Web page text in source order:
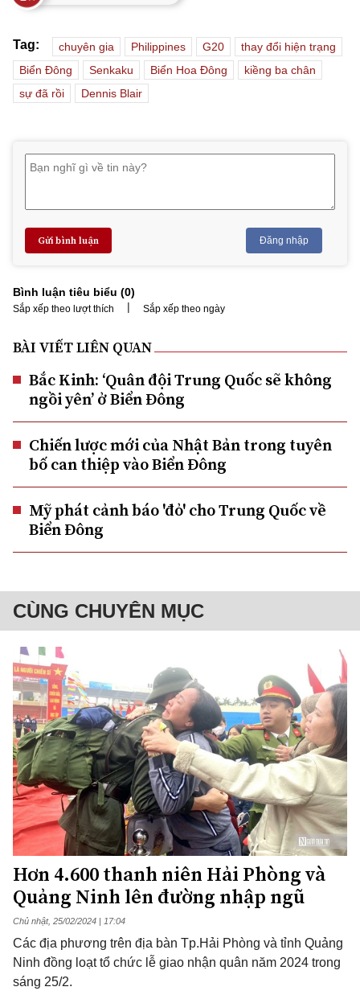
Tag: chuyên gia Philippines G20
thay đổi hiện trạng
Biển Đông
Senkaku Biển Hoa Đông
kiềng ba chân
sự đã rồi
Dennis Blair
Gửi bình luận Đăng nhập
Bình luận tiêu biểu (0)
Sắp xếp theo lượt thích | Sắp xếp theo ngày
BÀI VIẾT LIÊN QUAN
Bắc Kinh: ‘Quân đội Trung Quốc sẽ không
ngồi yên’ ở Biển Đông
Chiến lược mới của Nhật Bản trong tuyên
bố can thiệp vào Biển Đông
Mỹ phát cảnh báo 'đỏ' cho Trung Quốc về
Biển Đông
CÙNG CHUYÊN MỤC
Hơn 4.600 thanh niên Hải Phòng và
Quảng Ninh lên đường nhập ngũ
Chủ nhật, 25/02/2024 | 17:04
Các địa phương trên địa bàn Tp.Hải Phòng và tỉnh Quảng
Ninh đồng loạt tổ chức lễ giao nhận quân năm 2024 trong
sáng 25/2.